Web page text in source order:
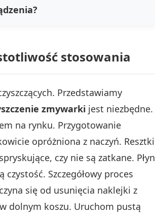
stosowania
Przedstawiamy
zmywarki jest niezbędne.
na rynku. Przygotowanie
opróżniona z naczyń. Resztki
czy nie są zatkane. Płyn
Szczegółowy proces
się od usunięcia naklejki z
dolnym koszu. Uruchom pustą